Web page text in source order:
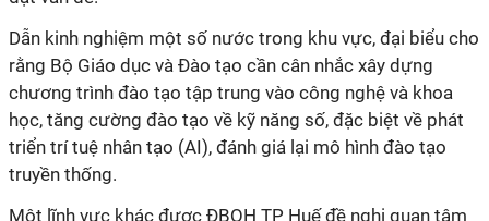
Dẫn kinh nghiệm một số nước trong khu vực, đại biểu cho
rằng Bộ Giáo dục và Đào tạo cần cân nhắc xây dựng
chương trình đào tạo tập trung vào công nghệ và khoa
học, tăng cường đào tạo về kỹ năng số, đặc biệt về phát
triển trí tuệ nhân tạo (AI), đánh giá lại mô hình đào tạo
truyền thống.
Một lĩnh vực khác được ĐBQH TP Huế đề nghị quan tâm